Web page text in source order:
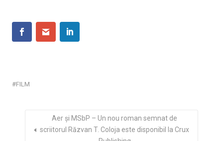
FILM
Aer și MSbP – Un nou roman semnat de
scriitorul Răzvan T. Coloja este disponibil la Crux